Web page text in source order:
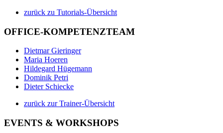
zurück zu Tutorials-Übersicht
OFFICE-KOMPETENZTEAM
Dietmar Gieringer
Maria Hoeren
Hildegard Hügemann
Dominik Petri
Dieter Schiecke
zurück zur Trainer-Übersicht
EVENTS & WORKSHOPS